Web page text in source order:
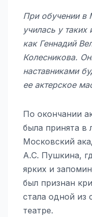
При обучении в
училась у таких
как Геннадий
Колесникова.
наставниками
ее актерское
По окончании
была принята
Московский
А.С. Пушкина,
ярких и
был признан
стала одной из
театре.